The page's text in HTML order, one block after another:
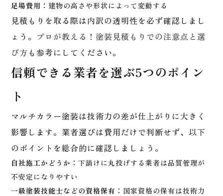
足場費用：建物の高さや形状によって変動する
見積もりを取る際は内訳の透明性を必ず確認しまし
ょう。 プロが教える！塗装見積もりでの注意点と選
び方 も参考にしてください。
信頼できる業者を選ぶ5つのポイン
ト
マルチカラー塗装は技術力の差が仕上がりに大きく
影響します。業者選びは費用だけで判断せず、以下
のポイントを総合的に確認しましょう。
自社施工かどうか：下請けに丸投げする業者は品質管理が
不安定になりやすい
一級塗装技能士などの資格保有： 国家資格の保有は技術力